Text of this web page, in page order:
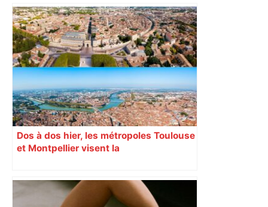
Top 14 : Pau et Toulouse toujours
coleaders, première victoire pour
Perpignan – lanouvellerepublique.fr
Dos à dos hier, les métropoles Toulouse
et Montpellier visent la